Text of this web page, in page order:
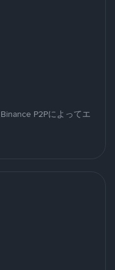
P2Pによってエ